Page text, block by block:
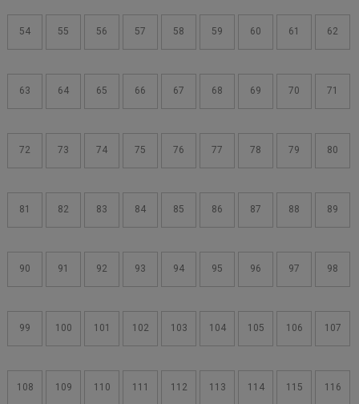
54 55 56 57 58 59 60 61 62
63 64 65 66 67 68 69 70 71
72 73 74 75 76 77 78 79 80
81 82 83 84 85 86 87 88 89
90 91 92 93 94 95 96 97 98
99 100 101 102 103 104 105 106 107
108 109 110 111 112 113 114 115 116